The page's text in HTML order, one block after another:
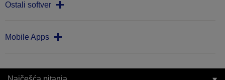
Ostali softver
Mobile Apps